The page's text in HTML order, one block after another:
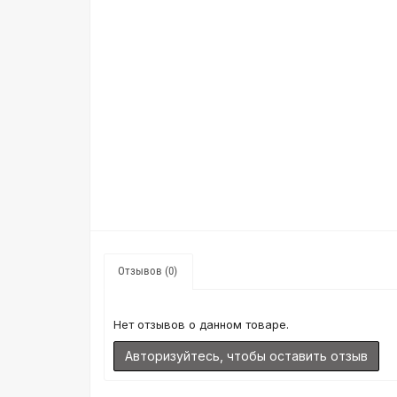
Отзывов (0)
Нет отзывов о данном товаре.
Авторизуйтесь, чтобы оставить отзыв